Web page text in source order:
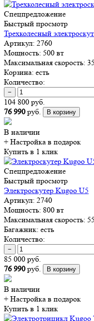
Спецпредложение
Быстрый просмотр
Трехколесный
Артикул: 2760
Мощность: 500 вт
Максимальная скорость:
Корзина: есть
Количество:
−
104 800 руб.
76 990 руб. В корзину
В наличии
+ Настройка в подарок
Купить в 1 клик
Спецпредложение
Быстрый просмотр
Электроскутер Kugoo U5
Артикул: 2740
Мощность: 800 вт
Максимальная скорость:
Багажник: есть
Количество:
−
85 000 руб.
76 990 руб. В корзину
В наличии
+ Настройка в подарок
Купить в 1 клик